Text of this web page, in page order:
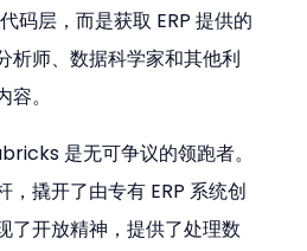
码层，而是获取 ERP 提供的
析师、数据科学家和其他利
。
是无可争议的领跑者。
，撬开了由专有 ERP 系统创
了开放精神，提供了处理数